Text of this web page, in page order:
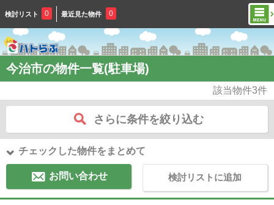
検討リスト 0 最近見た物件 0
今治市の物件一覧(駐車場)
該当物件3件
さらに条件を絞り込む
チェックした物件をまとめて
お問い合わせ 検討リストに追加